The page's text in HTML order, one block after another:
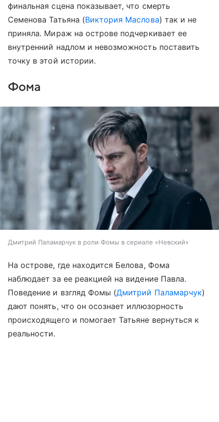
финальная сцена показывает, что смерть
Семенова Татьяна (Виктория Маслова) так и не
приняла. Мираж на острове подчеркивает ее
внутренний надлом и невозможность поставить
точку в этой истории.
Фома
Дмитрий Паламарчук в роли Фомы в сериале «Невский»
На острове, где находится Белова, Фома
наблюдает за ее реакцией на видение Павла.
Поведение и взгляд Фомы (Дмитрий Паламарчук)
дают понять, что он осознает иллюзорность
происходящего и помогает Татьяне вернуться к
реальности.